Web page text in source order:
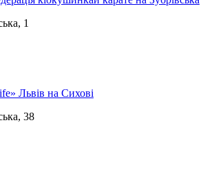
1
Львів на Сихові
38